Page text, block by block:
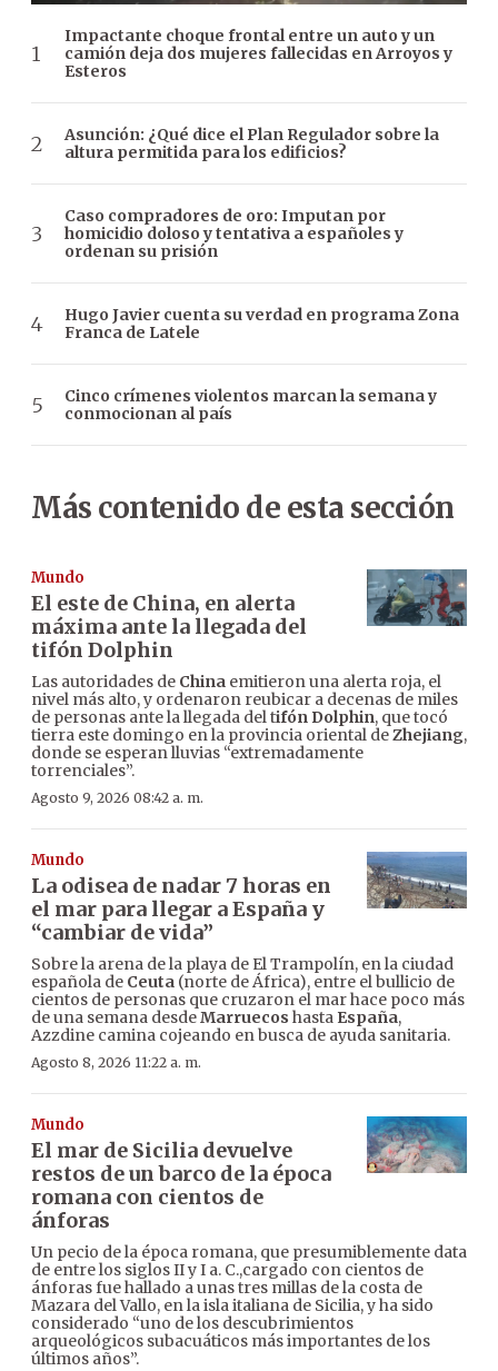
Impactante choque frontal entre un auto y un
camión deja dos mujeres fallecidas en Arroyos y
Esteros
Asunción: ¿Qué dice el Plan Regulador sobre la
altura permitida para los edificios?
Caso compradores de oro: Imputan por
homicidio doloso y tentativa a españoles y
ordenan su prisión
Hugo Javier cuenta su verdad en programa Zona
Franca de Latele
Cinco crímenes violentos marcan la semana y
conmocionan al país
Más contenido de esta sección
Mundo
El este de China, en alerta
máxima ante la llegada del
tifón Dolphin
Las autoridades de China emitieron una alerta roja, el
nivel más alto, y ordenaron reubicar a decenas de miles
de personas ante la llegada del tifón Dolphin, que tocó
tierra este domingo en la provincia oriental deZhejiang,
donde se esperan lluvias “extremadamente
torrenciales”.
Agosto 9, 2026 08:42 a. m.
Mundo
La odisea de nadar 7 horas en
el mar para llegar a España y
“cambiar de vida”
Sobre la arena de la playa de El Trampolín, en la ciudad
española de Ceuta (norte de África), entre el bullicio de
cientos de personas que cruzaron el mar hace poco más
de una semana desdeMarruecos hasta España,
Azzdine camina cojeando en busca de ayuda sanitaria.
Agosto 8, 2026 11:22 a. m.
Mundo
El mar de Sicilia devuelve
restos de un barco de la época
romana con cientos de
ánforas
Un pecio de la época romana, que presumiblemente data
de entre los siglos II y I a. C.,cargado con cientos de
ánforas fue hallado a unas tres millas de la costa de
Mazara del Vallo, en la isla italiana de Sicilia, y ha sido
considerado “uno de los descubrimientos
arqueológicos subacuáticos más importantes de los
últimos años”.